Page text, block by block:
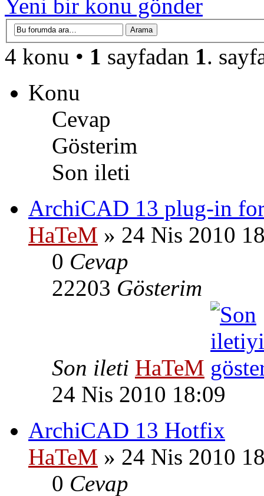
Yeni bir konu gönder
4 konu • 1 sayfadan 1 .
Konu
Cevap
Gösterim
Son ileti
ArchiCAD 13 plug-in
HaTeM » 24 Nis 2010
0 Cevap
22203 Gösterim
Son ileti HaTeM
24 Nis 2010 18:09
ArchiCAD 13 Hotfix
HaTeM » 24 Nis 2010
0 Cevap